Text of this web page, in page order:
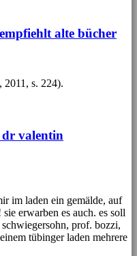
alte bücher
2011, s. 224).
dr valentin
im laden ein gemälde, auf
erwarben es auch. es soll
prof. bozzi,
tübinger laden mehrere